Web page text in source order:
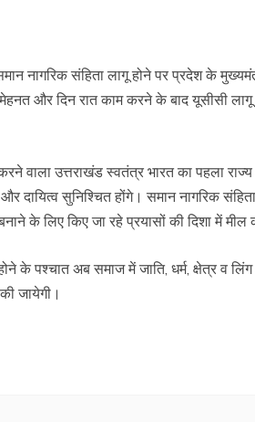
नागरिक संहिता लागू होने पर प्रदेश के
और दिन रात काम करने के बाद यूसीसी
वाला उत्तराखंड स्वतंत्र भारत का पहला
सुनिश्चित होंगे। समान नागरिक संहिता
के लिए किए जा रहे प्रयासों की दिशा में मील
के पश्चात अब समाज में जाति, धर्म, क्षेत्र व
जायेगी।